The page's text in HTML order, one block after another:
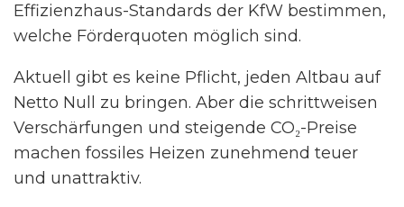
Effizienzhaus-Standards der KfW bestimmen,
welche Förderquoten möglich sind.
Aktuell gibt es keine Pflicht, jeden Altbau auf
Netto Null zu bringen. Aber die schrittweisen
Verschärfungen und steigende CO₂-Preise
machen fossiles Heizen zunehmend teuer
und unattraktiv.